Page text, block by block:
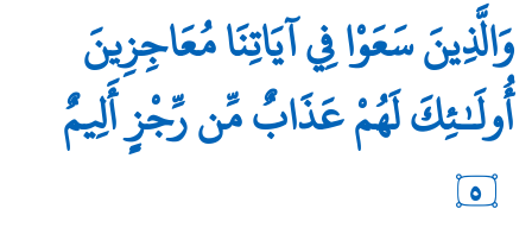
وَالَّذِينَ سَعَوْا فِي آيَاتِنَا مُعَاجِزِينَ
أُولَـٰئِكَ لَهُمْ عَذَابٌ مِّن رِّجْزٍ أَلِيمٌ
٥